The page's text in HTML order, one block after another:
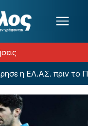
η ΕΛ.ΑΣ. πριν το